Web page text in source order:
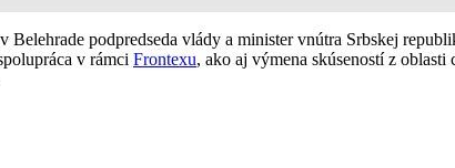
Belehrade podpredseda vlády a minister vnútra Srbskej
v rámci Frontexu, ako aj výmena skúseností z